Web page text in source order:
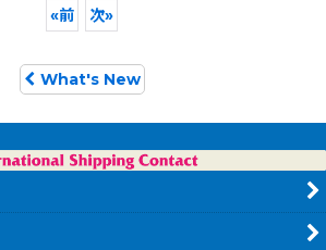
«前 次»
What's New